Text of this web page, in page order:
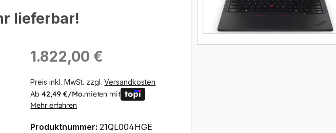
lieferbar!
Regulärer Preis:
1.822,00 €
Preis inkl. MwSt. zzgl.Versandkosten
Ab42,49 €/Mo.mieten mit
Mehr erfahren
Produktnummer:21QL004HGE